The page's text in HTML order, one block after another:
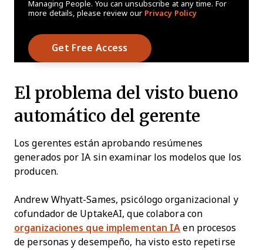
Managing People. You can unsubscribe at any time. For
more details, please review our Privacy Policy
El problema del visto bueno
automático del gerente
Los gerentes están aprobando resúmenes
generados por IA sin examinar los modelos que los
producen.
Andrew Whyatt-Sames, psicólogo organizacional y
cofundador de UptakeAI, que colabora con
organizaciones que implementan IA en procesos
de personas y desempeño, ha visto esto repetirse